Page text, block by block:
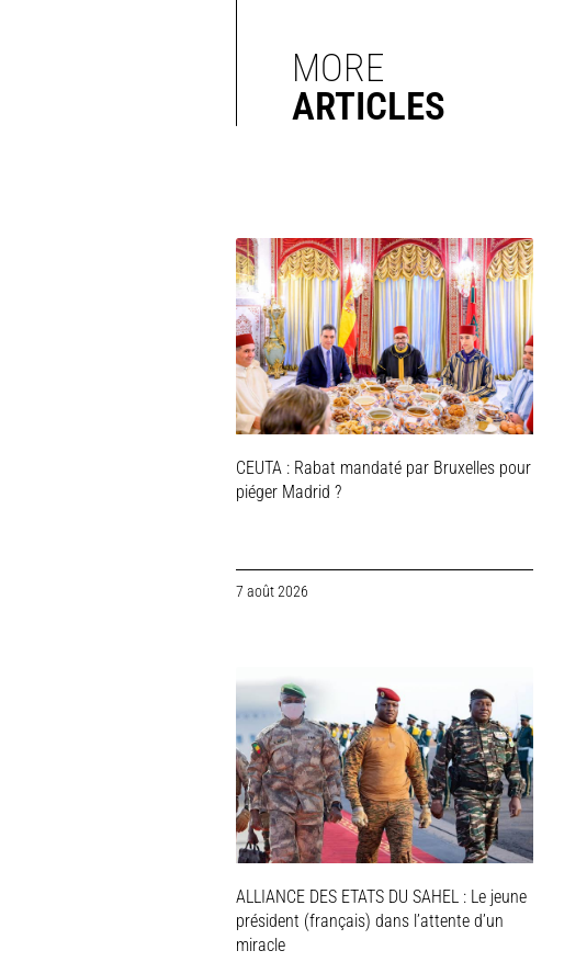
MORE
ARTICLES
CEUTA : Rabat mandaté par Bruxelles pour
piéger Madrid ?
7 août 2026
ALLIANCE DES ETATS DU SAHEL : Le jeune
président (français) dans l’attente d’un
miracle